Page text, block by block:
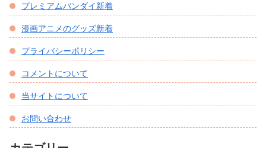
プレミアムバンダイ新着
漫画アニメのグッズ新着
プライバシーポリシー
コメントについて
当サイトについて
お問い合わせ